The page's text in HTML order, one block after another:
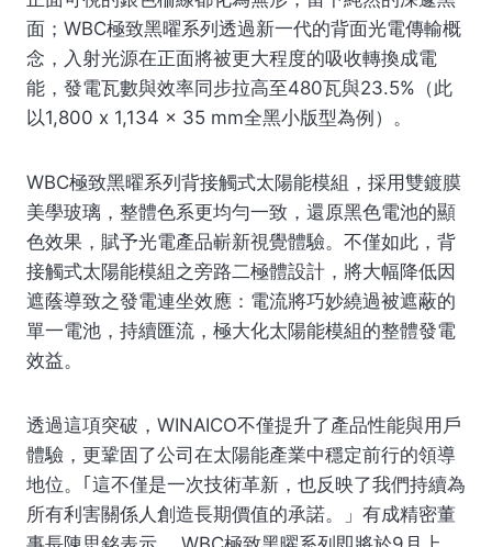
面；WBC極致黑曜系列透過新一代的背面光電傳輸概
念，入射光源在正面將被更大程度的吸收轉換成電
能，發電瓦數與效率同步拉高至480瓦與23.5%（此
以1,800 x 1,134 x 35 mm全黑小版型為例）。
WBC極致黑曜系列背接觸式太陽能模組，採用雙鍍膜
美學玻璃，整體色系更均勻一致，還原黑色電池的顯
色效果，賦予光電產品嶄新視覺體驗。不僅如此，背
接觸式太陽能模組之旁路二極體設計，將大幅降低因
遮蔭導致之發電連坐效應：電流將巧妙繞過被遮蔽的
單一電池，持續匯流，極大化太陽能模組的整體發電
效益。
透過這項突破，WINAICO不僅提升了產品性能與用戶
體驗，更鞏固了公司在太陽能產業中穩定前行的領導
地位。｢這不僅是一次技術革新，也反映了我們持續為
所有利害關係人創造長期價值的承諾。」有成精密董